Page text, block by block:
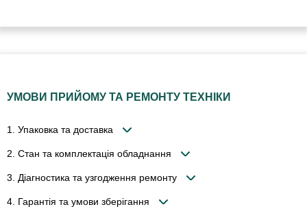
УМОВИ ПРИЙОМУ ТА РЕМОНТУ ТЕХНІКИ
1. Упаковка та доставка
2. Стан та комплектація обладнання
3. Діагностика та узгодження ремонту
4. Гарантія та умови зберігання